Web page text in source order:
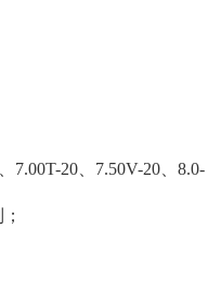
7.00T-20、7.50V-20、8.0-